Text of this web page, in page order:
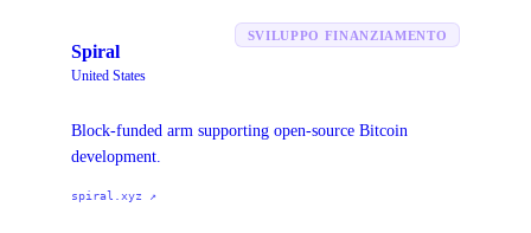
Spiral
United States
SVILUPPO FINANZIAMENTO
Block-funded arm supporting open-source Bitcoin
development.
spiral.xyz ↗